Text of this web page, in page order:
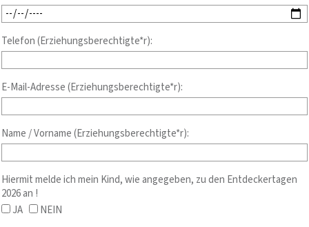
Telefon (Erziehungsberechtigte*r):
E-Mail-Adresse (Erziehungsberechtigte*r):
Name / Vorname (Erziehungsberechtigte*r):
Hiermit melde ich mein Kind, wie angegeben, zu den Entdeckertagen
2026 an !
JA
NEIN